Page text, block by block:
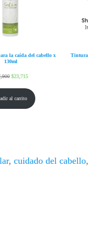
la caída del cabello x
130ml
$23,715
al carrito
, cuidado del cabello,